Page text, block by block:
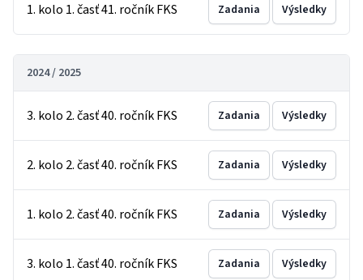
1. kolo 1. časť 41. ročník FKS Zadania Výsledky
2024 / 2025
3. kolo 2. časť 40. ročník FKS Zadania Výsledky
2. kolo 2. časť 40. ročník FKS Zadania Výsledky
1. kolo 2. časť 40. ročník FKS Zadania Výsledky
3. kolo 1. časť 40. ročník FKS Zadania Výsledky